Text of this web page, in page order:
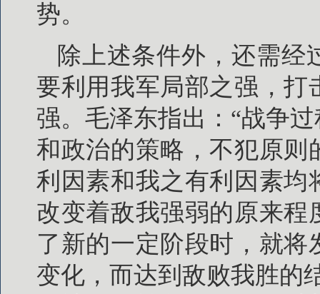
势。
除上述条件外，还需经
要利用我军局部之强，打
强。毛泽东指出：“战争
和政治的策略，不犯原则
利因素和我之有利因素均
改变着敌我强弱的原来
了新的一定阶段时，就
变化，而达到敌败我胜的